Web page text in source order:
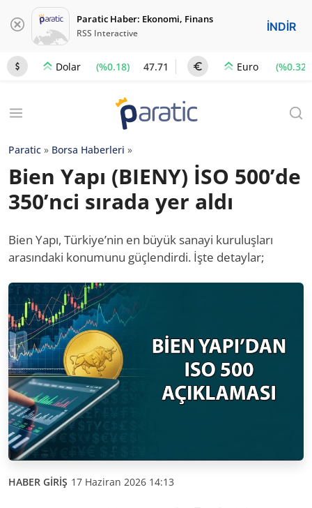
Paratic Haber: Ekonomi, Finans
RSS Interactive İNDİR
Dolar (%0.18) 47.71 Euro (%0.32)
Paratic » Borsa Haberleri »
Bien Yapı (BIENY) İSO 500’de
350’nci sırada yer aldı
Bien Yapı, Türkiye’nin en büyük sanayi kuruluşları
arasındaki konumunu güçlendirdi. İşte detaylar;
HABER GİRİŞ 17 Haziran 2026 14:13